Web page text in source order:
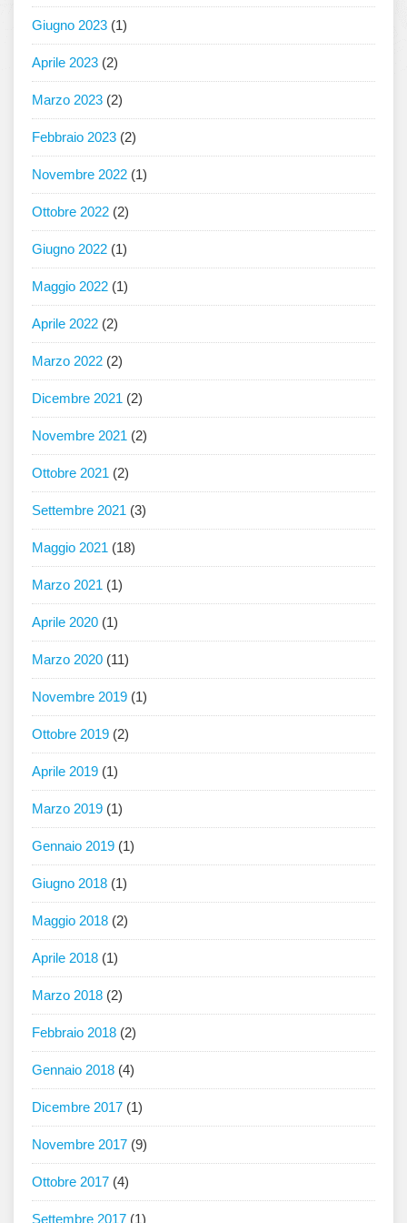
Giugno 2023 (1)
Aprile 2023 (2)
Marzo 2023 (2)
Febbraio 2023 (2)
Novembre 2022 (1)
Ottobre 2022 (2)
Giugno 2022 (1)
Maggio 2022 (1)
Aprile 2022 (2)
Marzo 2022 (2)
Dicembre 2021 (2)
Novembre 2021 (2)
Ottobre 2021 (2)
Settembre 2021 (3)
Maggio 2021 (18)
Marzo 2021 (1)
Aprile 2020 (1)
Marzo 2020 (11)
Novembre 2019 (1)
Ottobre 2019 (2)
Aprile 2019 (1)
Marzo 2019 (1)
Gennaio 2019 (1)
Giugno 2018 (1)
Maggio 2018 (2)
Aprile 2018 (1)
Marzo 2018 (2)
Febbraio 2018 (2)
Gennaio 2018 (4)
Dicembre 2017 (1)
Novembre 2017 (9)
Ottobre 2017 (4)
Settembre 2017 (1)